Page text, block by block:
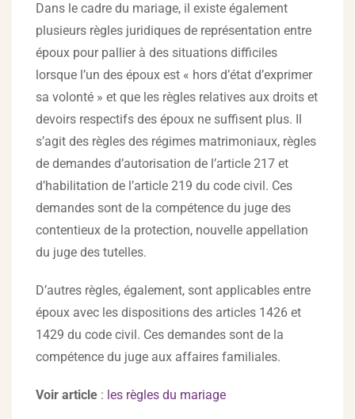
Dans le cadre du mariage, il existe également
plusieurs règles juridiques de représentation entre
époux pour pallier à des situations difficiles
lorsque l’un des époux est « hors d’état d’exprimer
sa volonté » et que les règles relatives aux droits et
devoirs respectifs des époux ne suffisent plus. Il
s’agit des règles des régimes matrimoniaux, règles
de demandes d’autorisation de l’article 217 et
d’habilitation de l’article 219 du code civil. Ces
demandes sont de la compétence du juge des
contentieux de la protection, nouvelle appellation
du juge des tutelles.
D’autres règles, également, sont applicables entre
époux avec les dispositions des articles 1426 et
1429 du code civil. Ces demandes sont de la
compétence du juge aux affaires familiales.
Voir article : les règles du mariage